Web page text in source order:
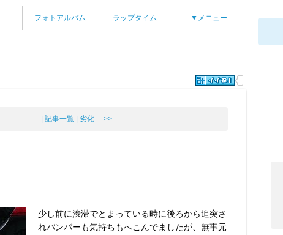
フォトアルバム ラップタイム ▼メニュー
| 記事一覧 | 劣化… >>
少し前に渋滞でとまっている時に後ろから追突さ
れバンパーも気持ちもへこんでましたが、無事元